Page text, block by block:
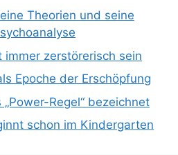
Theorien und seine
immer zerstörerisch sein
Epoche der Erschöpfung
Regel“ bezeichnet
schon im Kindergarten